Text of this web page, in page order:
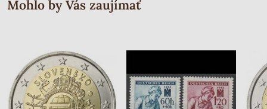
Mohlo by Vás zaujímať